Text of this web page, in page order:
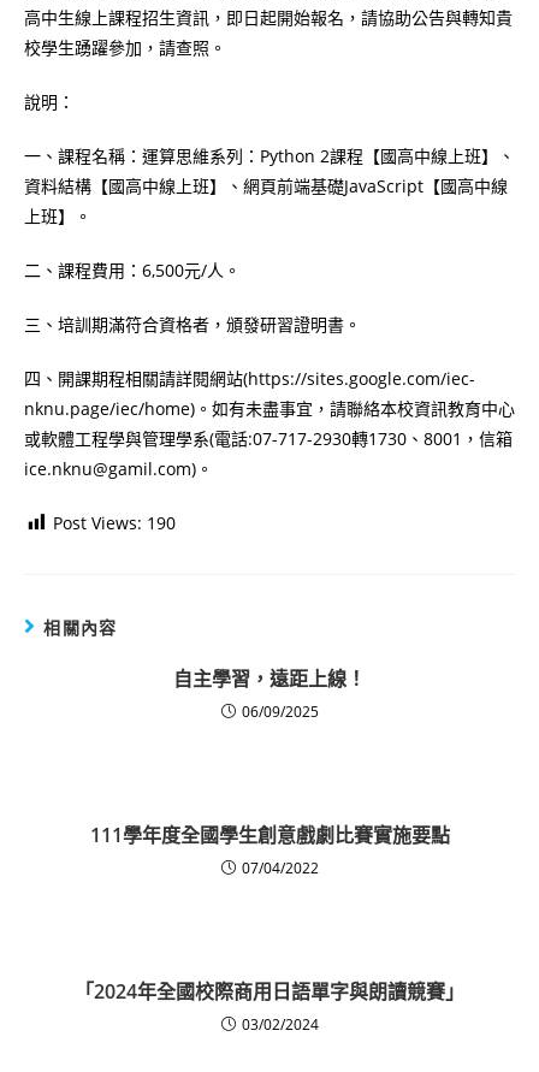
高中生線上課程招生資訊，即日起開始報名，請協助公告與轉知貴
校學生踴躍參加，請查照。
說明：
一、課程名稱：運算思維系列：Python 2課程【國高中線上班】、
資料結構【國高中線上班】、網頁前端基礎JavaScript【國高中線
上班】。
二、課程費用：6,500元/人。
三、培訓期滿符合資格者，頒發研習證明書。
四、開課期程相關請詳閱網站(https://sites.google.com/iec-
nknu.page/iec/home)。如有未盡事宜，請聯絡本校資訊教育中心
或軟體工程學與管理學系(電話:07-717-2930轉1730、8001，信箱
ice.nknu@gamil.com)。
Post Views: 190
相關內容
自主學習，遠距上線！
06/09/2025
111學年度全國學生創意戲劇比賽實施要點
07/04/2022
「2024年全國校際商用日語單字與朗讀競賽」
03/02/2024